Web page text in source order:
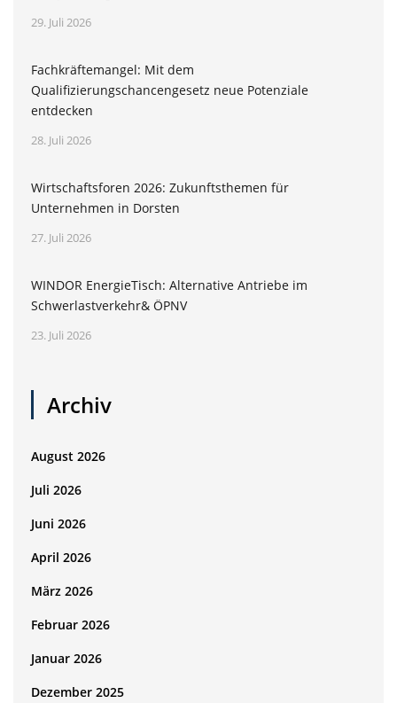
29. Juli 2026
Fachkräftemangel: Mit dem
Qualifizierungschancengesetz neue Potenziale
entdecken
28. Juli 2026
Wirtschaftsforen 2026: Zukunftsthemen für
Unternehmen in Dorsten
27. Juli 2026
WINDOR EnergieTisch: Alternative Antriebe im
Schwerlastverkehr& ÖPNV
23. Juli 2026
Archiv
August 2026
Juli 2026
Juni 2026
April 2026
März 2026
Februar 2026
Januar 2026
Dezember 2025